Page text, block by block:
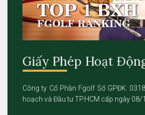
Giấy Phép Hoạt
Công ty Cổ Phần Fgolf Số GPĐK:
hoạch và Đầu tư TP.HCM cấp ngày